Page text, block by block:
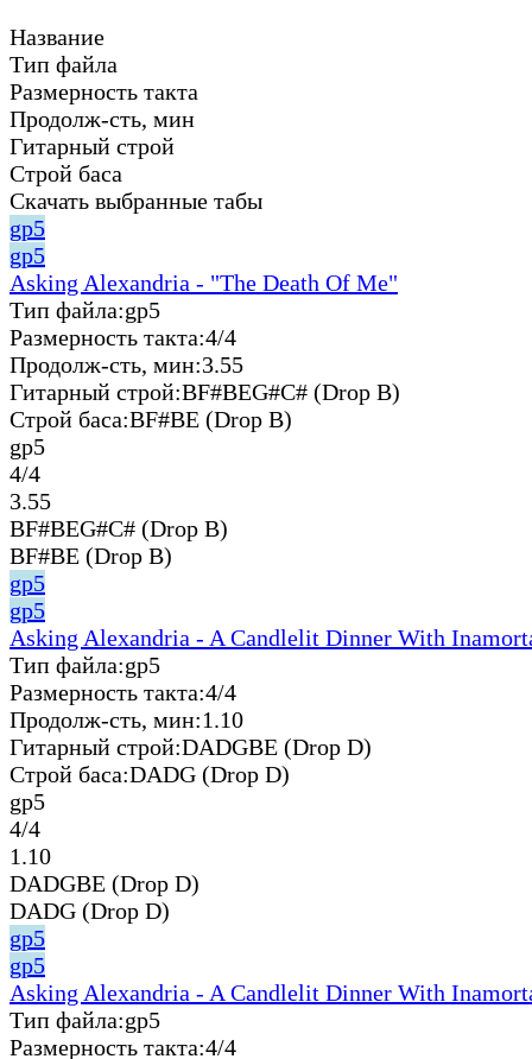
Название
Тип файла
Размерность такта
Продолж-сть, мин
Гитарный строй
Строй баса
Скачать выбранные табы
gp5
gp5
Asking Alexandria - "The Death Of Me"
Тип файла:gp5
Размерность такта:4/4
Продолж-сть, мин:3.55
Гитарный строй:BF#BEG#C# (Drop B)
Строй баса:BF#BE (Drop B)
gp5
4/4
3.55
BF#BEG#C# (Drop B)
BF#BE (Drop B)
gp5
gp5
Asking Alexandria - A Candlelit Dinner With
Тип файла:gp5
Размерность такта:4/4
Продолж-сть, мин:1.10
Гитарный строй:DADGBE (Drop D)
Строй баса:DADG (Drop D)
gp5
4/4
1.10
DADGBE (Drop D)
DADG (Drop D)
gp5
gp5
Asking Alexandria - A Candlelit Dinner With
Тип файла:gp5
Размерность такта:4/4